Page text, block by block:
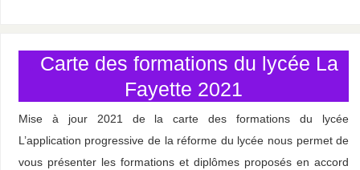
Carte des formations du lycée La
Fayette 2021
Mise à jour 2021 de la carte des formations du lycée
L’application progressive de la réforme du lycée nous permet de
vous présenter les formations et diplômes proposés en accord